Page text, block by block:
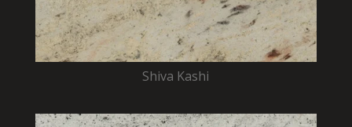
Shiva Kashi